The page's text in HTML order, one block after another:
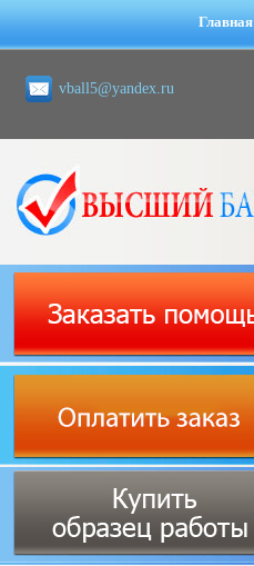
Главная
vball5@yandex.ru